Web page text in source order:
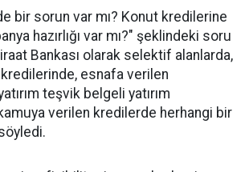
bir sorun var mı? Konut kredilerine
hazırlığı var mı?" şeklindeki soru
Bankası olarak selektif alanlarda,
esnafa verilen
teşvik belgeli yatırım
verilen kredilerde herhangi bir
söyledi.